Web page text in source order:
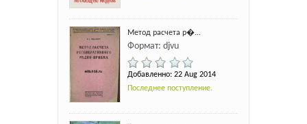
Метод расчета р�...
Формат: djvu
Добавленно: 22 Aug 2014
Последнее поступление.